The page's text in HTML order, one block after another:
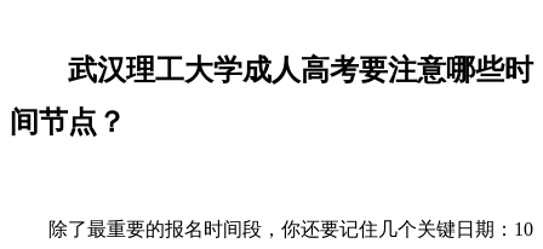
武汉理工大学成人高考要注意哪些时
间节点？
除了最重要的报名时间段，你还要记住几个关键日期：10